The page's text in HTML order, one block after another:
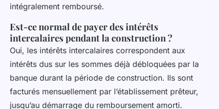
intégralement remboursé.
Est-ce normal de payer des intérêts
intercalaires pendant la construction ?
Oui, les intérêts intercalaires correspondent aux
intérêts dus sur les sommes déjà débloquées par la
banque durant la période de construction. Ils sont
facturés mensuellement par l’établissement prêteur,
jusqu’au démarrage du remboursement amorti.